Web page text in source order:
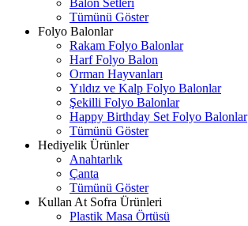
Tümünü Göster
Folyo Balonlar
Rakam Folyo Balonlar
Harf Folyo Balon
Orman Hayvanları
Yıldız ve Kalp Folyo Balonlar
Şekilli Folyo Balonlar
Happy Birthday Set Folyo Balonlar
Tümünü Göster
Hediyelik Ürünler
Anahtarlık
Çanta
Tümünü Göster
Kullan At Sofra Ürünleri
Plastik Masa Örtüsü